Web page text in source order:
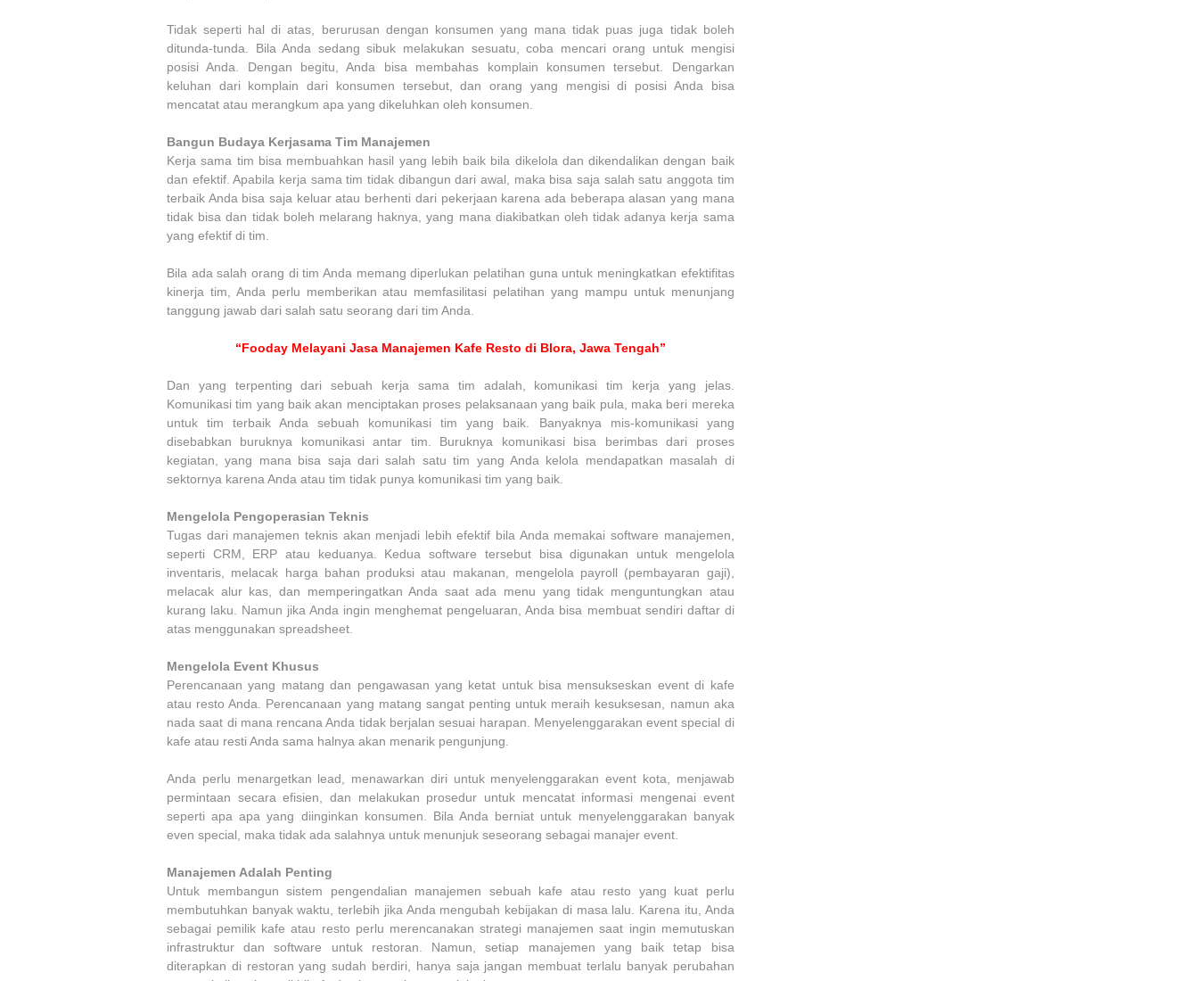
Tidak seperti hal di atas, berurusan dengan konsumen yang mana tidak puas juga tidak boleh
ditunda-tunda. Bila Anda sedang sibuk melakukan sesuatu, coba mencari orang untuk mengisi
posisi Anda. Dengan begitu, Anda bisa membahas komplain konsumen tersebut. Dengarkan
keluhan dari komplain dari konsumen tersebut, dan orang yang mengisi di posisi Anda bisa
mencatat atau merangkum apa yang dikeluhkan oleh konsumen.
Bangun Budaya Kerjasama Tim Manajemen
Kerja sama tim bisa membuahkan hasil yang lebih baik bila dikelola dan dikendalikan dengan baik
dan efektif. Apabila kerja sama tim tidak dibangun dari awal, maka bisa saja salah satu anggota tim
terbaik Anda bisa saja keluar atau berhenti dari pekerjaan karena ada beberapa alasan yang mana
tidak bisa dan tidak boleh melarang haknya, yang mana diakibatkan oleh tidak adanya kerja sama
yang efektif di tim.
Bila ada salah orang di tim Anda memang diperlukan pelatihan guna untuk meningkatkan efektifitas
kinerja tim, Anda perlu memberikan atau memfasilitasi pelatihan yang mampu untuk menunjang
tanggung jawab dari salah satu seorang dari tim Anda.
“Fooday Melayani Jasa Manajemen Kafe Resto di Blora, Jawa Tengah”
Dan yang terpenting dari sebuah kerja sama tim adalah, komunikasi tim kerja yang jelas.
Komunikasi tim yang baik akan menciptakan proses pelaksanaan yang baik pula, maka beri mereka
untuk tim terbaik Anda sebuah komunikasi tim yang baik. Banyaknya mis-komunikasi yang
disebabkan buruknya komunikasi antar tim. Buruknya komunikasi bisa berimbas dari proses
kegiatan, yang mana bisa saja dari salah satu tim yang Anda kelola mendapatkan masalah di
sektornya karena Anda atau tim tidak punya komunikasi tim yang baik.
Mengelola Pengoperasian Teknis
Tugas dari manajemen teknis akan menjadi lebih efektif bila Anda memakai software manajemen,
seperti CRM, ERP atau keduanya. Kedua software tersebut bisa digunakan untuk mengelola
inventaris, melacak harga bahan produksi atau makanan, mengelola payroll (pembayaran gaji),
melacak alur kas, dan memperingatkan Anda saat ada menu yang tidak menguntungkan atau
kurang laku. Namun jika Anda ingin menghemat pengeluaran, Anda bisa membuat sendiri daftar di
atas menggunakan spreadsheet.
Mengelola Event Khusus
Perencanaan yang matang dan pengawasan yang ketat untuk bisa mensukseskan event di kafe
atau resto Anda. Perencanaan yang matang sangat penting untuk meraih kesuksesan, namun aka
nada saat di mana rencana Anda tidak berjalan sesuai harapan. Menyelenggarakan event special di
kafe atau resti Anda sama halnya akan menarik pengunjung.
Anda perlu menargetkan lead, menawarkan diri untuk menyelenggarakan event kota, menjawab
permintaan secara efisien, dan melakukan prosedur untuk mencatat informasi mengenai event
seperti apa apa yang diinginkan konsumen. Bila Anda berniat untuk menyelenggarakan banyak
even special, maka tidak ada salahnya untuk menunjuk seseorang sebagai manajer event.
Manajemen Adalah Penting
Untuk membangun sistem pengendalian manajemen sebuah kafe atau resto yang kuat perlu
membutuhkan banyak waktu, terlebih jika Anda mengubah kebijakan di masa lalu. Karena itu, Anda
sebagai pemilik kafe atau resto perlu merencanakan strategi manajemen saat ingin memutuskan
infrastruktur dan software untuk restoran. Namun, setiap manajemen yang baik tetap bisa
diterapkan di restoran yang sudah berdiri, hanya saja jangan membuat terlalu banyak perubahan